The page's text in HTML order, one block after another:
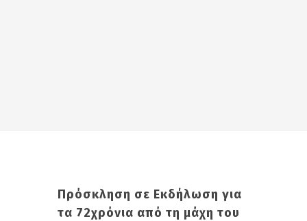
Πρόσκληση σε Εκδήλωση για
τα 72χρόνια από τη μάχη του